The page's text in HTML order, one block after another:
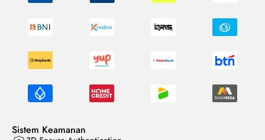
Sistem Keamanan